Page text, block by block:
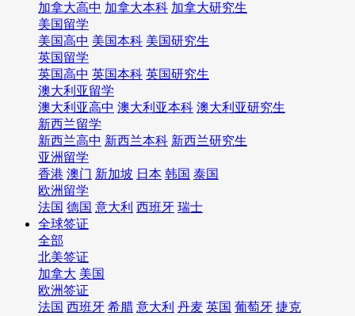
加拿大高中 加拿大本科 加拿大研究生
美国留学
美国高中 美国本科 美国研究生
英国留学
英国高中 英国本科 英国研究生
澳大利亚留学
澳大利亚高中 澳大利亚本科 澳大利亚研究生
新西兰留学
新西兰高中 新西兰本科 新西兰研究生
亚洲留学
香港 澳门 新加坡 日本 韩国 泰国
欧洲留学
法国 德国 意大利 西班牙 瑞士
全球签证
全部
北美签证
加拿大 美国
欧洲签证
法国 西班牙 希腊 意大利 丹麦 英国 葡萄牙 捷克